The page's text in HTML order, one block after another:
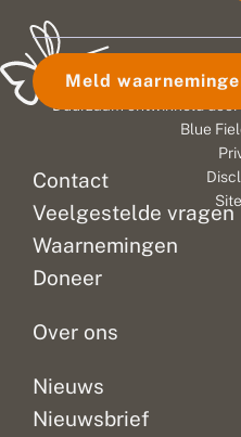
Contact
Veelgestelde vragen
Waarnemingen
Doneer
Over ons
Nieuws
Nieuwsbrief
Meld
© 2026
Duurzaam ontwikkeld door
Blue